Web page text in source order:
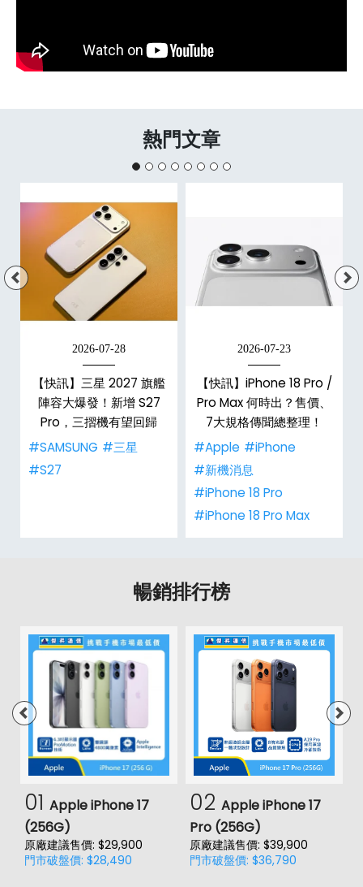
熱門文章
2026-07-28
【快訊】三星 2027 旗艦
陣容大爆發！新增 S27
Pro，三摺機有望回歸
#SAMSUNG #三星
#S27
2026-07-23
【快訊】iPhone 18 Pro /
Pro Max 何時出？售價、
7大規格傳聞總整理！
#Apple #iPhone
#新機消息
#iPhone 18 Pro
#iPhone 18 Pro Max
暢銷排行榜
01 Apple iPhone 17
(256G)
原廠建議售價: $29,900
門市破盤價: $28,490
02 Apple iPhone 17
Pro (256G)
原廠建議售價: $39,900
門市破盤價: $36,790